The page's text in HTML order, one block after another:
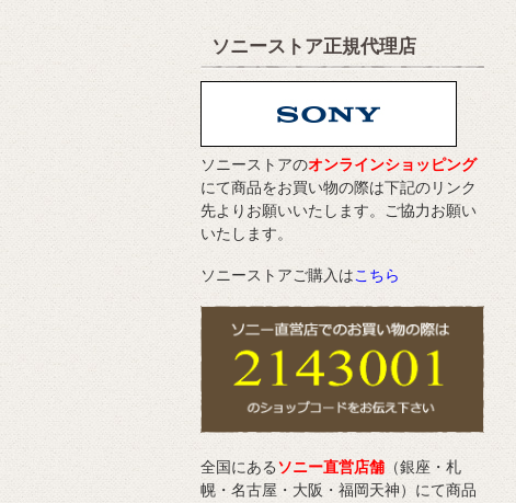
ソニーストア正規代理店
ソニーストアのオンラインショッピング
にて商品をお買い物の際は下記のリンク
先よりお願いいたします。ご協力お願い
いたします。
ソニーストアご購入はこちら
全国にあるソニー直営店舗 （銀座・札
幌・名古屋・大阪・福岡天神）にて商品